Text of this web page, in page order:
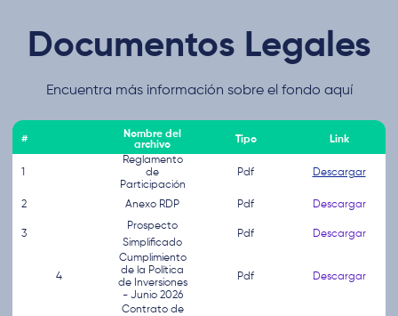
Documentos Legales
Encuentra más información sobre el fondo aquí
#
Nombre del
archivo
Tipo Link
1
Reglamento
de
Participación
Pdf Descargar
2 Anexo RDP Pdf Descargar
3
Prospecto
Simplificado
Pdf Descargar
4
Cumplimiento
de la Política
de Inversiones
- Junio 2026
Pdf Descargar
Contrato de